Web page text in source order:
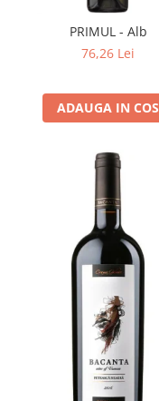
Crama LICORNA
Domeniile La MIGDALI
Crama JIDVEI
GRAMOFON Wine
Domeniul BOGDAN
Crama ARAMIC
Crama CORCOVA
Crama PURCARI
Crama HERMEZIU
Grup FRESCOBALDI
PRIMUL - Alb
76,26 Lei
ADAUGA IN COS